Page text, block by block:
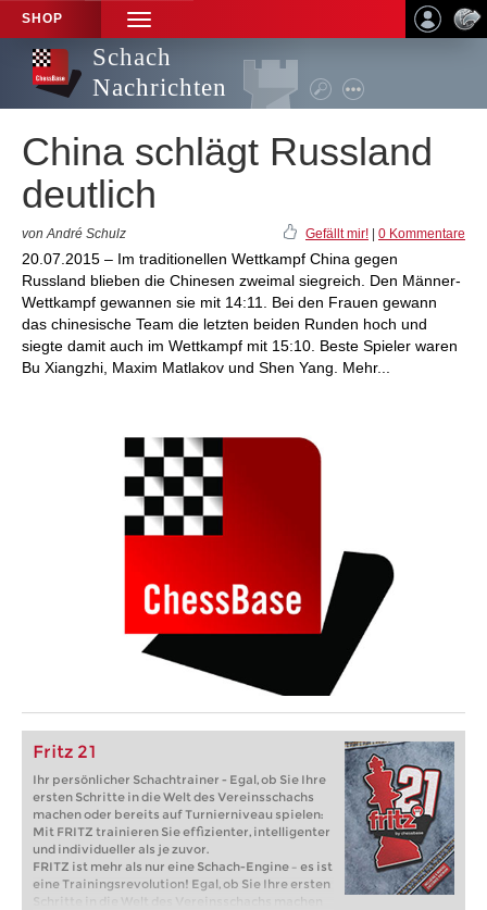
SHOP
TOGGLE
NAVIGATION
Schach
Nachrichten
China schlägt Russland
deutlich
von André Schulz Gefällt mir! 0 Kommentare
20.07.2015 – Im traditionellen Wettkampf China gegen
Russland blieben die Chinesen zweimal siegreich. Den Männer-
Wettkampf gewannen sie mit 14:11. Bei den Frauen gewann
das chinesische Team die letzten beiden Runden hoch und
siegte damit auch im Wettkampf mit 15:10. Beste Spieler waren
Bu Xiangzhi, Maxim Matlakov und Shen Yang. Mehr...
Fritz 21
Ihr persönlicher Schachtrainer - Egal, ob Sie Ihre
ersten Schritte in die Welt des Vereinsschachs
machen oder bereits auf Turnierniveau spielen:
Mit FRITZ trainieren Sie effizienter, intelligenter
und individueller als je zuvor.
FRITZ ist mehr als nur eine Schach-Engine – es ist
eine Trainingsrevolution! Egal, ob Sie Ihre ersten
Schritte in die Welt des Vereinsschachs machen